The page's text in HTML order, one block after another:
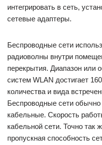
интегрировать в сеть,
сетевые адаптеры.
Беспроводные сети
радиоволны внутри
перекрытия. Диапазон или
систем WLAN достигает
количества и вида
Беспроводные сети
кабельные. Скорость
кабельной сети. Точно так
пропускная способность